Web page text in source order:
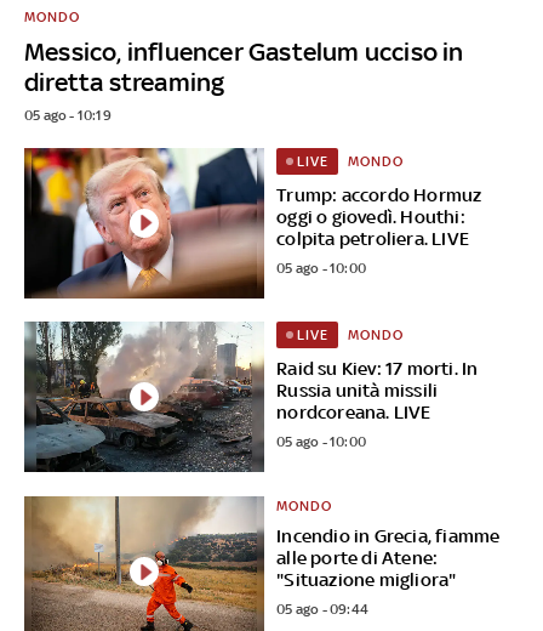
Messico, influencer Gastelum ucciso in
diretta streaming
MONDO
05 ago - 10:19
Trump: accordo Hormuz
oggi o giovedì. Houthi:
colpita petroliera. LIVE
LIVE MONDO
05 ago - 10:00
Raid su Kiev: 17 morti. In
Russia unità missili
nordcoreana. LIVE
LIVE MONDO
05 ago - 10:00
Incendio in Grecia, fiamme
alle porte di Atene:
"Situazione migliora"
MONDO
05 ago - 09:44